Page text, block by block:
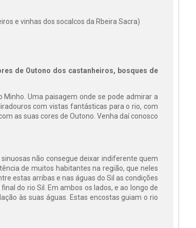
e vinhas dos socalcos da Rbeira Sacra)
de Outono dos castanheiros, bosques de
Uma paisagem onde se pode admirar a
com vistas fantásticas para o rio, com
as suas cores de Outono. Venha daí conosco
não consegue deixar indiferente quem
de muitos habitantes na região, que neles
estas arribas e nas águas do Sil as condições
do rio Sil. Em ambos os lados, e ao longo de
às suas águas. Estas encostas guiam o rio